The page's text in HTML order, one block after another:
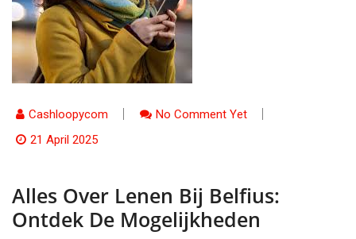
Cashloopycom
No Comment Yet
21 April 2025
Alles Over Lenen Bij Belfius:
Ontdek De Mogelijkheden